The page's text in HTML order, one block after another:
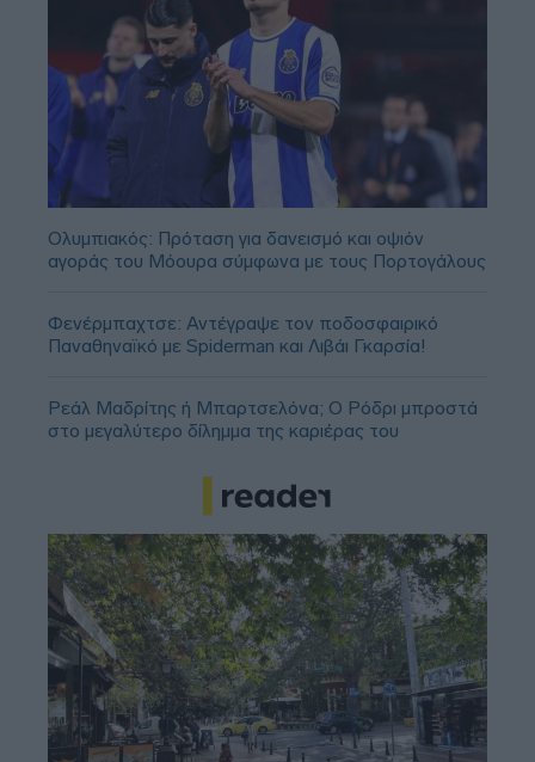
Ολυμπιακός: Πρόταση για δανεισμό και οψιόν
αγοράς του Μόουρα σύμφωνα με τους Πορτογάλους
Φενέρμπαχτσε: Αντέγραψε τον ποδοσφαιρικό
Παναθηναϊκό με Spiderman και Λιβάι Γκαρσία!
Ρεάλ Μαδρίτης ή Μπαρτσελόνα; Ο Ρόδρι μπροστά
στο μεγαλύτερο δίλημμα της καριέρας του